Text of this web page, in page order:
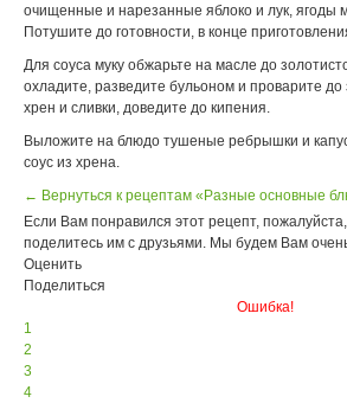
очищенные и нарезанные яблоко и лук, ягоды
Потушите до готовности, в конце
Для соуса муку обжарьте на масле до
охладите, разведите бульоном и проварите до
хрен и сливки, доведите до кипения.
Выложите на блюдо тушеные ребрышки и
соус из хрена.
← Вернуться к рецептам «Разные основные
Если Вам понравился этот рецепт,
поделитесь им с друзьями. Мы будем Вам
Оценить
Поделиться
Ошибка!
1
2
3
4